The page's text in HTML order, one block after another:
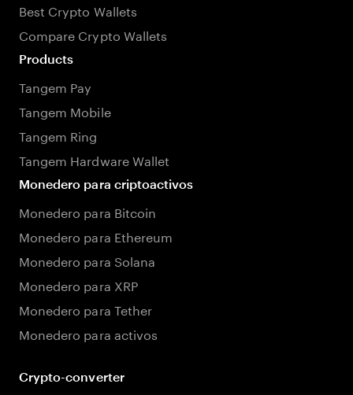
Best Crypto Wallets
Compare Crypto Wallets
Products
Tangem Pay
Tangem Mobile
Tangem Ring
Tangem Hardware Wallet
Monedero para criptoactivos
Monedero para Bitcoin
Monedero para Ethereum
Monedero para Solana
Monedero para XRP
Monedero para Tether
Monedero para activos
Crypto-converter